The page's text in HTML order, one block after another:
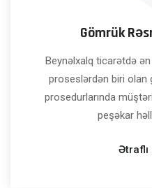
Gömrük
Beynəlxalq ticarətdə
proseslərdən biri olan
prosedurlarında
peşəkar
Ətraflı